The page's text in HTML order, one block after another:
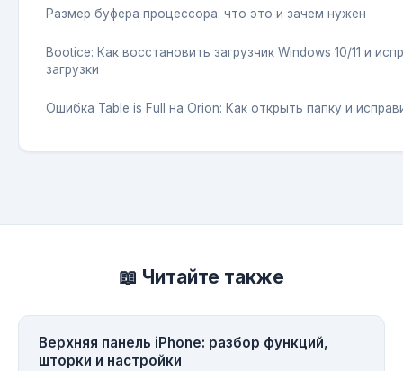
Размер буфера процессора: что это и зачем нужен
Bootice: Как восстановить загрузчик Windows 10/11 и
загрузки
Ошибка Table is Full на Orion: Как открыть папку и
📖 Читайте также
Верхняя панель iPhone: разбор функций,
шторки и настройки